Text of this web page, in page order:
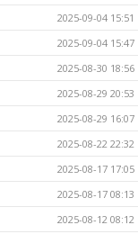
2025-09-04 15:51
2025-09-04 15:47
2025-08-30 18:56
2025-08-29 20:53
2025-08-29 16:07
2025-08-22 22:32
2025-08-17 17:05
2025-08-17 08:13
2025-08-12 08:12